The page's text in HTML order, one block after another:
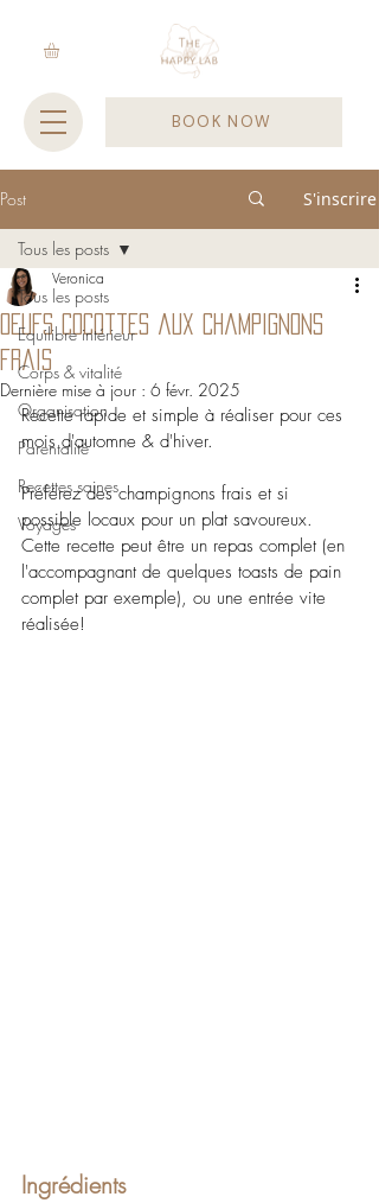
BOOK NOW
Post S'inscrire
Tous les posts
Equilibre intérieur
Corps & vitalité
Organisation
Parentalité
Recettes saines
Voyages
Tous les posts
Oeufs cocottes aux champignons
frais
Veronica
Dernière mise à jour : 6 févr. 2025
Recette rapide et simple à réaliser pour ces
mois d'automne & d'hiver.
Préférez des champignons frais et si
possible locaux pour un plat savoureux.
Cette recette peut être un repas complet (en
l'accompagnant de quelques toasts de pain
complet par exemple), ou une entrée vite
réalisée!
Ingrédients